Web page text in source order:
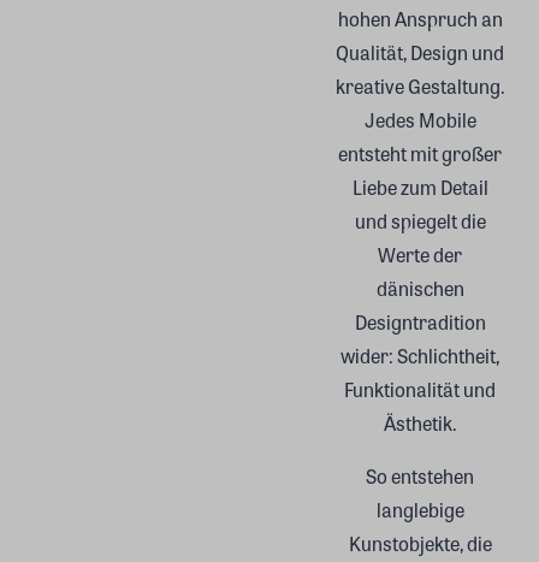
hohen Anspruch an
Qualität, Design und
kreative Gestaltung.
Jedes Mobile
entsteht mit großer
Liebe zum Detail
und spiegelt die
Werte der
dänischen
Designtradition
wider: Schlichtheit,
Funktionalität und
Ästhetik.
So entstehen
langlebige
Kunstobjekte, die